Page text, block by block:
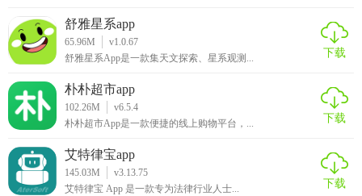
值得推荐的选择。
舒雅星系app
65.96M
v1.0.67
舒雅星系App是一款集天文探索、星系观测...
下载
朴朴超市app
102.26M
v6.5.4
朴朴超市App是一款便捷的线上购物平台，...
下载
艾特律宝app
145.03M
v3.13.75
艾特律宝 App 是一款专为法律行业人士...
下载